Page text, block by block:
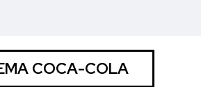
COCA-COLA